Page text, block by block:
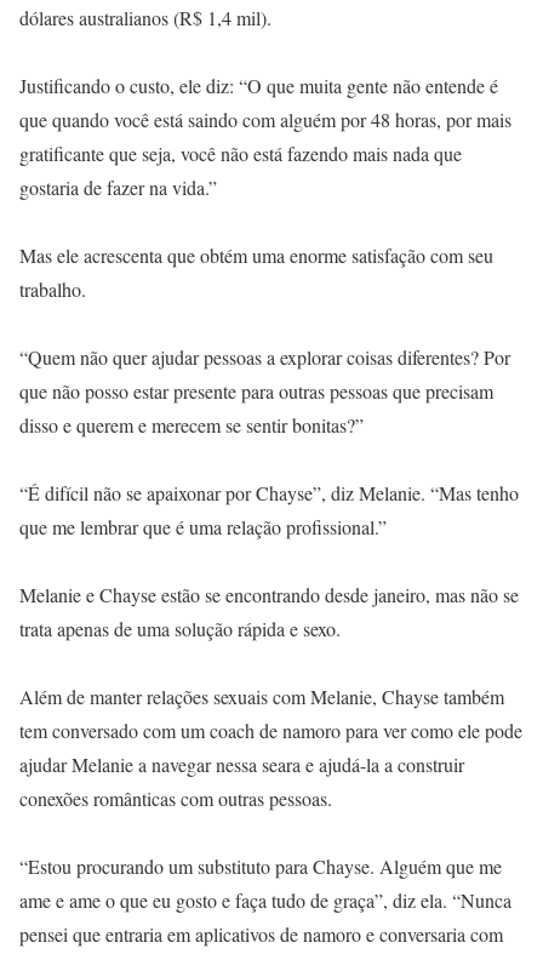
dólares australianos (R$ 1,4 mil).
Justificando o custo, ele diz: “O que muita gente não entende é
que quando você está saindo com alguém por 48 horas, por mais
gratificante que seja, você não está fazendo mais nada que
gostaria de fazer na vida.”
Mas ele acrescenta que obtém uma enorme satisfação com seu
trabalho.
“Quem não quer ajudar pessoas a explorar coisas diferentes? Por
que não posso estar presente para outras pessoas que precisam
disso e querem e merecem se sentir bonitas?”
“É difícil não se apaixonar por Chayse”, diz Melanie. “Mas tenho
que me lembrar que é uma relação profissional.”
Melanie e Chayse estão se encontrando desde janeiro, mas não se
trata apenas de uma solução rápida e sexo.
Além de manter relações sexuais com Melanie, Chayse também
tem conversado com um coach de namoro para ver como ele pode
ajudar Melanie a navegar nessa seara e ajudá-la a construir
conexões românticas com outras pessoas.
“Estou procurando um substituto para Chayse. Alguém que me
ame e ame o que eu gosto e faça tudo de graça”, diz ela. “Nunca
pensei que entraria em aplicativos de namoro e conversaria com